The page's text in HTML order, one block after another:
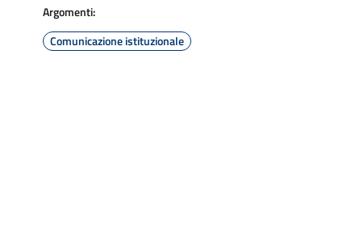
Argomenti:
Comunicazione istituzionale